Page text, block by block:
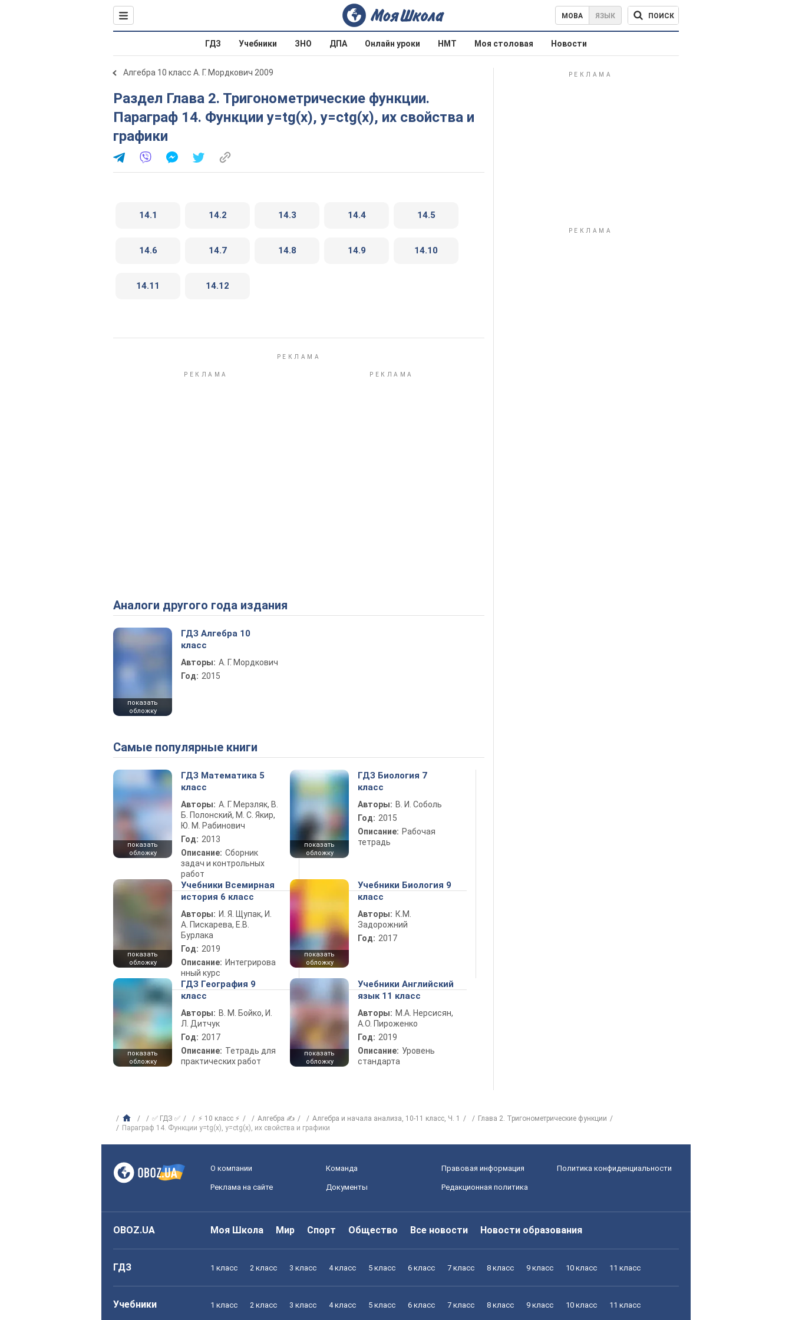
МОВА ЯЗЫК ПОИСК
ГДЗ Учебники ЗНО ДПА Онлайн уроки НМТ Моя столовая Новости
Алгебра 10 класс А. Г. Мордкович 2009
Раздел Глава 2. Тригонометрические функции.
Параграф 14. Функции у=tg(x), у=сtg(x), их свойства и
графики
14.1 14.2 14.3 14.4 14.5
14.6 14.7 14.8 14.9 14.10
14.11 14.12
Аналоги другого года издания
показать
обложку
ГДЗ Алгебра 10
класс
Авторы: А. Г. Мордкович
Год: 2015
Самые популярные книги
показать
обложку
ГДЗ Математика 5
класс
Авторы: А. Г. Мерзляк, В.
Б. Полонский, М. С. Якир,
Ю. М. Рабинович
Год: 2013
Описание: Сборник
задач и контрольных
работ
показать
обложку
ГДЗ Биология 7
класс
Авторы: В. И. Соболь
Год: 2015
Описание: Рабочая
тетрадь
показать
обложку
Учебники Всемирная
история 6 класс
Авторы: И. Я. Щупак, И.
А. Пискарева, Е.В.
Бурлака
Год: 2019
Описание: Интегрирова
нный курс
показать
обложку
Учебники Биология 9
класс
Авторы: К.М.
Задорожний
Год: 2017
показать
обложку
ГДЗ География 9
класс
Авторы: В. М. Бойко, И.
Л. Дитчук
Год: 2017
Описание: Тетрадь для
практических работ
показать
обложку
Учебники Английский
язык 11 класс
Авторы: М.А. Нерсисян,
А.О. Пироженко
Год: 2019
Описание: Уровень
стандарта
✅ ГДЗ ✅ ⚡ 10 класс ⚡ Алгебра ✍ Алгебра и начала анализа, 10-11 класс, Ч. 1
Глава 2. Тригонометрические функции
Параграф 14. Функции у=tg(x), у=сtg(x), их свойства и графики
О компании Команда Правовая информация Политика конфиденциальности
Реклама на сайте Документы Редакционная политика
OBOZ.UA Моя Школа Мир Спорт Общество Все новости Новости образования
ГДЗ 1 класс 2 класс 3 класс 4 класс 5 класс 6 класс 7 класс 8 класс 9 класс 10 класс 11 класс
Учебники 1 класс 2 класс 3 класс 4 класс 5 класс 6 класс 7 класс 8 класс 9 класс 10 класс 11 класс